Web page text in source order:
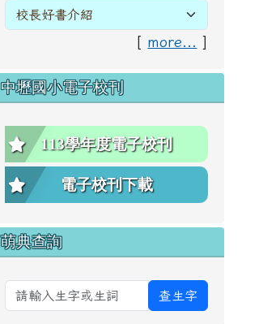
[ more... ]
中壢國小電子校刊
113學年度電子校刊
電子校刊下載
萌典查詢
查生字